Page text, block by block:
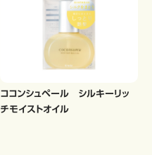
ココンシュペール シルキーリッ
チモイストオイル